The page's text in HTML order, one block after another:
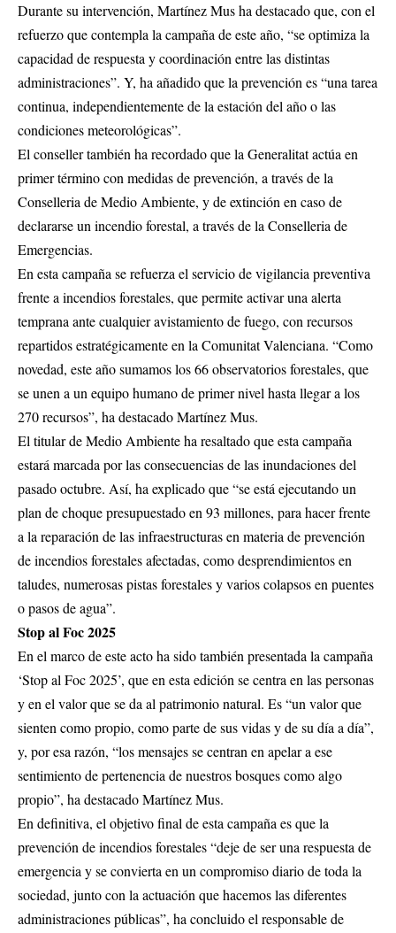
Durante su intervención, Martínez Mus ha destacado que, con el
refuerzo que contempla la campaña de este año, “se optimiza la
capacidad de respuesta y coordinación entre las distintas
administraciones”. Y, ha añadido que la prevención es “una tarea
continua, independientemente de la estación del año o las
condiciones meteorológicas”.
El conseller también ha recordado que la Generalitat actúa en
primer término con medidas de prevención, a través de la
Conselleria de Medio Ambiente, y de extinción en caso de
declararse un incendio forestal, a través de la Conselleria de
Emergencias.
En esta campaña se refuerza el servicio de vigilancia preventiva
frente a incendios forestales, que permite activar una alerta
temprana ante cualquier avistamiento de fuego, con recursos
repartidos estratégicamente en la Comunitat Valenciana. “Como
novedad, este año sumamos los 66 observatorios forestales, que
se unen a un equipo humano de primer nivel hasta llegar a los
270 recursos”, ha destacado Martínez Mus.
El titular de Medio Ambiente ha resaltado que esta campaña
estará marcada por las consecuencias de las inundaciones del
pasado octubre. Así, ha explicado que “se está ejecutando un
plan de choque presupuestado en 93 millones, para hacer frente
a la reparación de las infraestructuras en materia de prevención
de incendios forestales afectadas, como desprendimientos en
taludes, numerosas pistas forestales y varios colapsos en puentes
o pasos de agua”.
Stop al Foc 2025
En el marco de este acto ha sido también presentada la campaña
‘Stop al Foc 2025’, que en esta edición se centra en las personas
y en el valor que se da al patrimonio natural. Es “un valor que
sienten como propio, como parte de sus vidas y de su día a día”,
y, por esa razón, “los mensajes se centran en apelar a ese
sentimiento de pertenencia de nuestros bosques como algo
propio”, ha destacado Martínez Mus.
En definitiva, el objetivo final de esta campaña es que la
prevención de incendios forestales “deje de ser una respuesta de
emergencia y se convierta en un compromiso diario de toda la
sociedad, junto con la actuación que hacemos las diferentes
administraciones públicas”, ha concluido el responsable de